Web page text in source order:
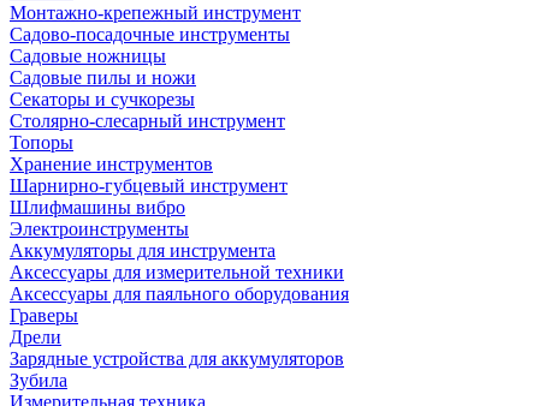
Монтажно-крепежный инструмент
Садово-посадочные инструменты
Садовые ножницы
Садовые пилы и ножи
Секаторы и сучкорезы
Столярно-слесарный инструмент
Топоры
Хранение инструментов
Шарнирно-губцевый инструмент
Шлифмашины вибро
Электроинструменты
Аккумуляторы для инструмента
Аксессуары для измерительной техники
Аксессуары для паяльного оборудования
Граверы
Дрели
Зарядные устройства для аккумуляторов
Зубила
Измерительная техника